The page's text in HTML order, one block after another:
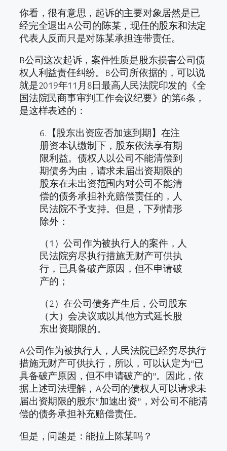
你看，很有意思，起诉的主要对象居然是已
经完全退出A公司的陈某，现任的股东和法定
代表人反而只是对陈某承担连带责任。
B公司这次起诉，案件性质是股东损害公司债
权人利益责任纠纷。B公司所依据的，可以说
就是2019年11月8日最高人民法院印发的《全
国法院民商事审判工作会议纪要》的第6条，
是这样表述的：
6.【股东出资应否加速到期】在注
册资本认缴制下，股东依法享有期
限利益。债权人以公司不能清偿到
期债务为由，请求未届出资期限的
股东在未出资范围内对公司不能清
偿的债务承担补充赔偿责任的，人
民法院不予支持。但是，下列情形
除外：
（1）公司作为被执行人的案件，人
民法院穷尽执行措施无财产可供执
行，已具备破产原因，但不申请破
产的；
（2）在公司债务产生后，公司股东
（大）会决议或以其他方式延长股
东出资期限的。
A公司作为被执行人，人民法院已经穷尽执行
措施无财产可供执行，所以，可以认定为“已
具备破产原因，但不申请破产的”。因此，依
据上述司法理解，A公司的债权人可以请求未
届出资期限的股东“加速出资”，对公司不能清
偿的债务承担补充赔偿责任。
但是，问题是：能拉上陈某吗？